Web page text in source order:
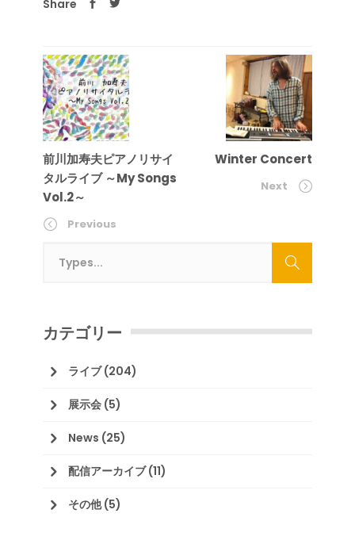
Share
前川加寿夫ピアノリサイ
タルライブ ～My Songs
Vol.2～
Previous
Winter Concert
Next
カテゴリー
ライブ(204)
展示会 (5)
News (25)
配信アーカイブ(11)
その他(5)